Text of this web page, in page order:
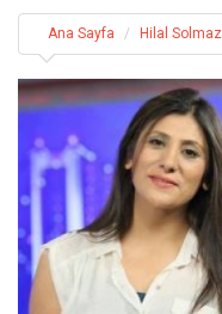
Ana Sayfa Hilal Solmaz